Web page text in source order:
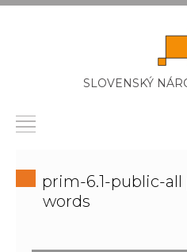
SLOVENSKÝ
prim-6.1-public-
words